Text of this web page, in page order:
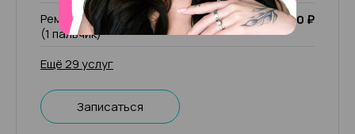
Ремонт ногтя (1 пальчик)/ чужой ремонт
(1 пальчик)
200 ₽
Ещё 29 услуг
Записаться